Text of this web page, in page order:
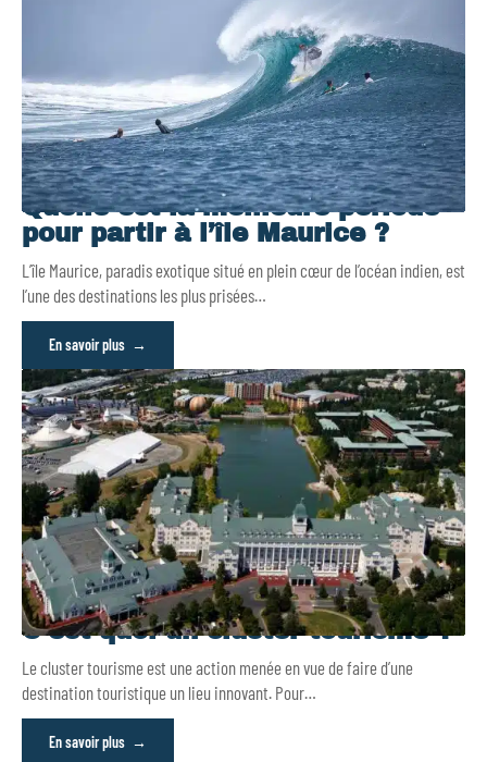
Quelle est la meilleure période
pour partir à l’île Maurice ?
L’île Maurice, paradis exotique situé en plein cœur de l’océan indien, est
l’une des destinations les plus prisées…
En savoir plus
C’est quoi un cluster tourisme ?
Le cluster tourisme est une action menée en vue de faire d’une
destination touristique un lieu innovant. Pour…
En savoir plus